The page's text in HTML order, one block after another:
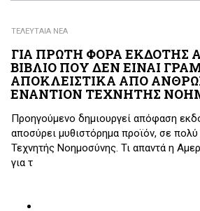
ΤΕΛΕΥΤΑΙΑ ΝΕΑ
ΓΙΑ ΠΡΩΤΗ ΦΟΡΑ ΕΚΔΟΤΗΣ
ΒΙΒΛΙΟ ΠΟΥ ΔΕΝ ΕΙΝΑΙ
ΑΠΟΚΛΕΙΣΤΙΚΑ ΑΠΟ
ΕΝΑΝΤΙΟΝ ΤΕΧΝΗΤΗΣ
Προηγούμενο δημιουργεί απόφαση
αποσύρει μυθιστόρημα προϊόν, σε
Τεχνητής Νοημοσύνης. Τι απαντά η
για τ